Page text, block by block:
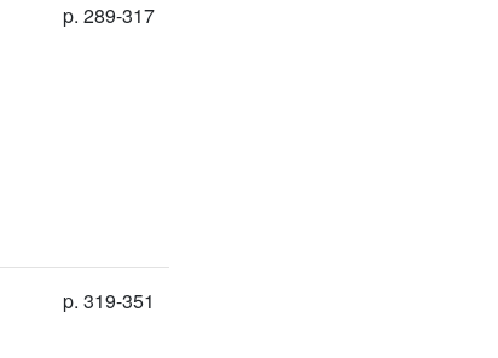
p. 289-317
p. 319-351